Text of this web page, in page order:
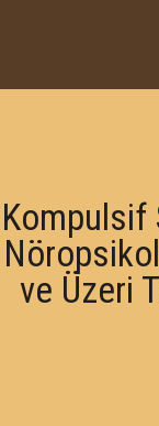
Kompulsif
ve Üzeri